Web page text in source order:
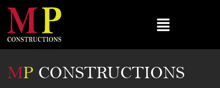
MP CONSTRUCTIONS